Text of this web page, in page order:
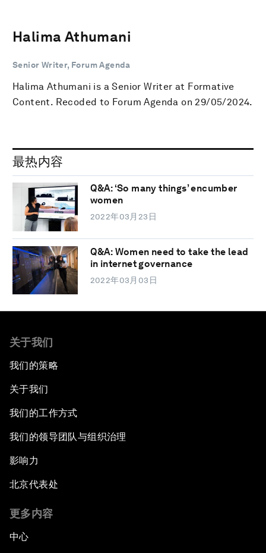
Halima Athumani
Senior Writer, Forum Agenda
Halima Athumani is a Senior Writer at Formative
Content. Recoded to Forum Agenda on 29/05/2024.
最热内容
Q&A: ‘So many things’ encumber
women
2022年03月23日
Q&A: Women need to take the lead
in internet governance
2022年03月03日
关于我们
我们的策略
关于我们
我们的工作方式
我们的领导团队与组织治理
影响力
北京代表处
更多内容
中心